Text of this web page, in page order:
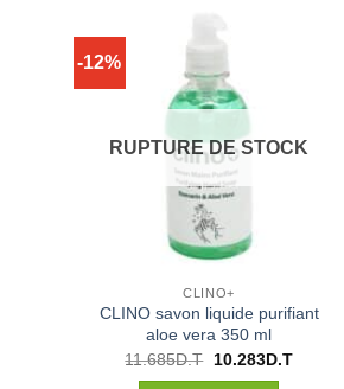
-12%
RUPTURE DE STOCK
CLINO+
CLINO savon liquide purifiant
aloe vera 350 ml
11.685D.T
Le
10.283D.TLe